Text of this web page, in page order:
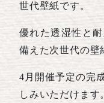
世代壁紙です。
優れた透湿性と
備えた次世代の壁
4月開催予定の完
しみいただけます